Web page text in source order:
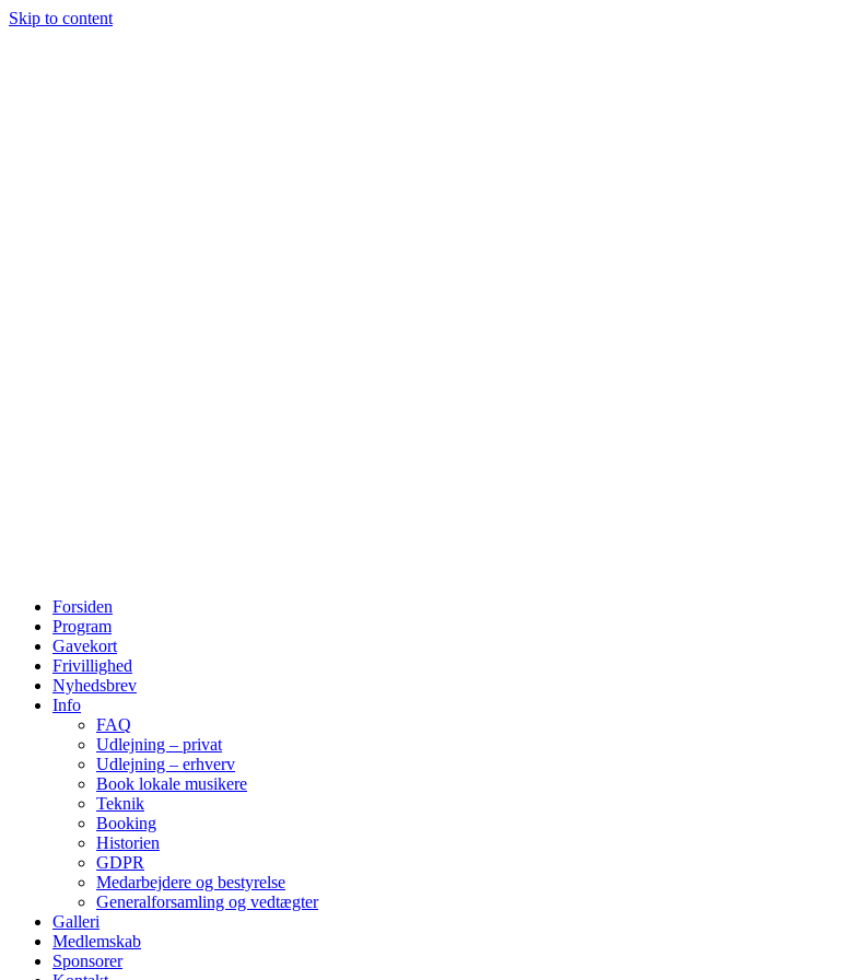
Skip to content
Forsiden
Program
Gavekort
Frivillighed
Nyhedsbrev
Info
FAQ
Udlejning – privat
Udlejning – erhverv
Book lokale musikere
Teknik
Booking
Historien
GDPR
Medarbejdere og bestyrelse
Generalforsamling og vedtægter
Galleri
Medlemskab
Sponsorer